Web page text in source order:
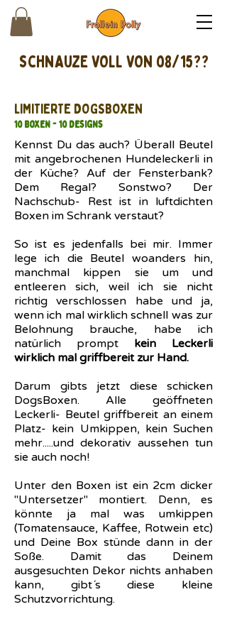
schnAUZE VOLL VON 08/15??
LIMITIERTE DOGSBOXEN
10 Boxen - 10 Designs
Kennst Du das auch? Überall Beutel
mit angebrochenen Hundeleckerli in
der Küche? Auf der Fensterbank?
Dem Regal? Sonstwo? Der
Nachschub- Rest ist in luftdichten
Boxen im Schrank verstaut?
So ist es jedenfalls bei mir. Immer
lege ich die Beutel woanders hin,
manchmal kippen sie um und
entleeren sich, weil ich sie nicht
richtig verschlossen habe und ja,
wenn ich mal wirklich schnell was zur
Belohnung brauche, habe ich
natürlich prompt kein Leckerli
wirklich mal griffbereit zur Hand.
Darum gibts jetzt diese schicken
DogsBoxen. Alle geöffneten
Leckerli- Beutel griffbereit an einem
Platz- kein Umkippen, kein Suchen
mehr.....und dekorativ aussehen tun
sie auch noch!
Unter den Boxen ist ein 2cm dicker
"Untersetzer" montiert. Denn, es
könnte ja mal was umkippen
(Tomatensauce, Kaffee, Rotwein etc)
und Deine Box stünde dann in der
Soße. Damit das Deinem
ausgesuchten Dekor nichts anhaben
kann, gibt´s diese kleine
Schutzvorrichtung.